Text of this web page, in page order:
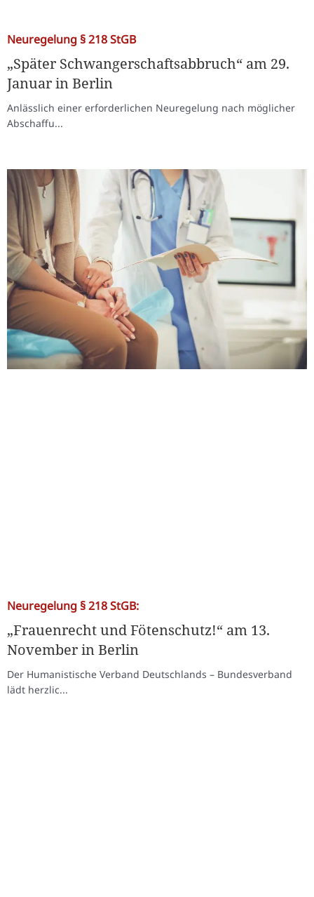
Neuregelung § 218 StGB
„Später Schwangerschaftsabbruch“ am 29.
Januar in Berlin
Anlässlich einer erforderlichen Neuregelung nach möglicher
Abschaffu...
Neuregelung § 218 StGB:
„Frauenrecht und Fötenschutz!“ am 13.
November in Berlin
Der Humanistische Verband Deutschlands – Bundesverband
lädt herzlic...